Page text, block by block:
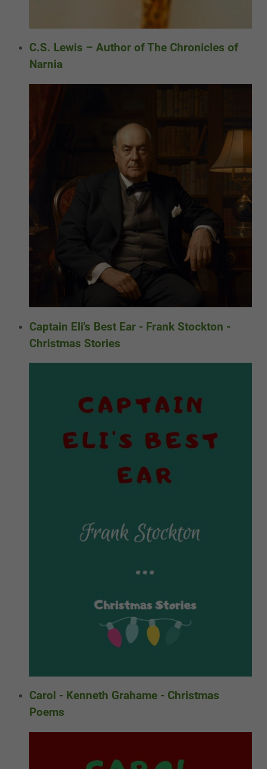
C.S. Lewis – Author of The Chronicles of
Narnia
Captain Eli's Best Ear - Frank Stockton -
Christmas Stories
Carol - Kenneth Grahame - Christmas
Poems